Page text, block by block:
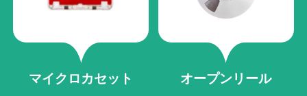
マイクロカセット オープンリール